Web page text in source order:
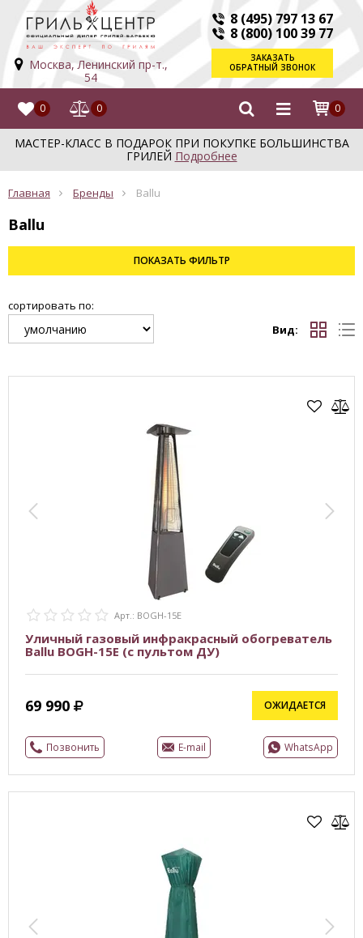
Москва, Ленинский пр-т.,
54
8 (495) 797 13 67
8 (800) 100 39 77
ЗАКАЗАТЬ
ОБРАТНЫЙ ЗВОНОК
0 0 0
МАСТЕР-КЛАСС В ПОДАРОК ПРИ ПОКУПКЕ БОЛЬШИНСТВА
ГРИЛЕЙ Подробнее
Главная Бренды Ballu
Ballu
ПОКАЗАТЬ ФИЛЬТР
сортировать по:
Вид:
Арт.: BOGH-15E
Уличный газовый инфракрасный обогреватель
Ballu BOGH-15E (с пультом ДУ)
69 990 ОЖИДАЕТСЯ
Позвонить E-mail WhatsApp